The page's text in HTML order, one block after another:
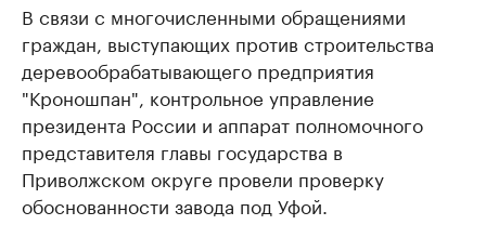
В связи с многочисленными обращениями
граждан, выступающих против строительства
деревообрабатывающего предприятия
"Кроношпан", контрольное управление
президента России и аппарат полномочного
представителя главы государства в
Приволжском округе провели проверку
обоснованности завода под Уфой.